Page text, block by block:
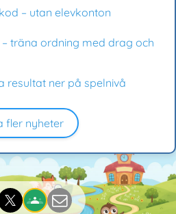
– utan elevkonton
träna ordning med drag och
resultat ner på spelnivå
fler nyheter